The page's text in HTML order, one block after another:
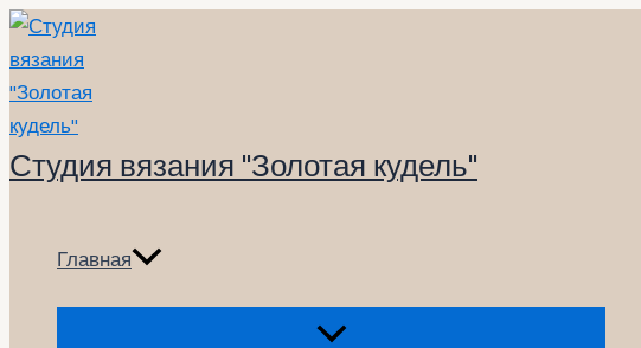
Перейти
к
содержимому
Студия вязания "Золотая кудель"
Главная
Переключатель